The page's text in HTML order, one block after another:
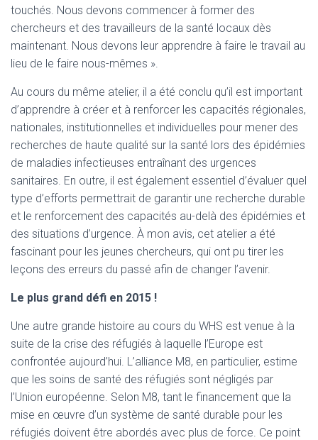
touchés. Nous devons commencer à former des
chercheurs et des travailleurs de la santé locaux dès
maintenant. Nous devons leur apprendre à faire le travail au
lieu de le faire nous-mêmes ».
Au cours du même atelier, il a été conclu qu’il est important
d’apprendre à créer et à renforcer les capacités régionales,
nationales, institutionnelles et individuelles pour mener des
recherches de haute qualité sur la santé lors des épidémies
de maladies infectieuses entraînant des urgences
sanitaires. En outre, il est également essentiel d’évaluer quel
type d’efforts permettrait de garantir une recherche durable
et le renforcement des capacités au-delà des épidémies et
des situations d’urgence. À mon avis, cet atelier a été
fascinant pour les jeunes chercheurs, qui ont pu tirer les
leçons des erreurs du passé afin de changer l’avenir.
Le plus grand défi en 2015 !
Une autre grande histoire au cours du WHS est venue à la
suite de la crise des réfugiés à laquelle l’Europe est
confrontée aujourd’hui. L’alliance M8, en particulier, estime
que les soins de santé des réfugiés sont négligés par
l’Union européenne. Selon M8, tant le financement que la
mise en œuvre d’un système de santé durable pour les
réfugiés doivent être abordés avec plus de force. Ce point